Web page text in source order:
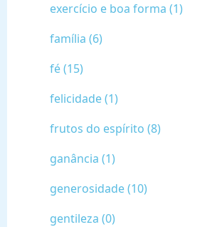
exercício e boa forma (1)
família (6)
fé (15)
felicidade (1)
frutos do espírito (8)
ganância (1)
generosidade (10)
gentileza (0)